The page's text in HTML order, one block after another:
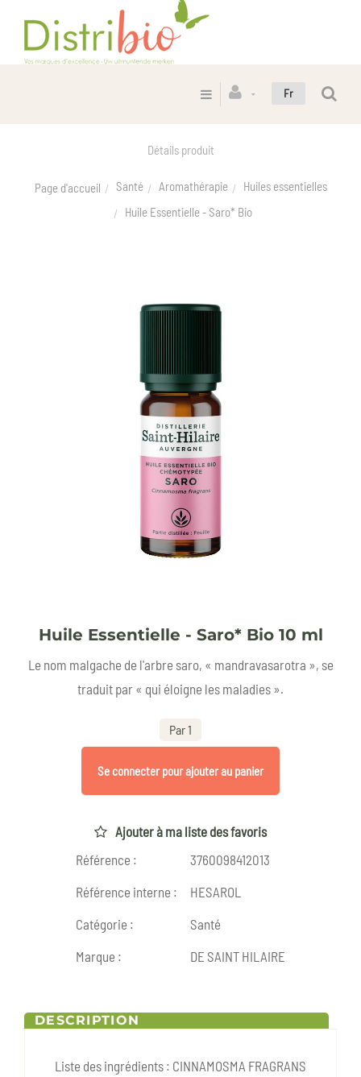
Fr
Détails produit
Page d'accueil Santé Aromathérapie
Huiles essentielles
Huile Essentielle - Saro* Bio
Huile Essentielle - Saro* Bio 10 ml
Le nom malgache de l'arbre saro, « mandravasarotra », se
traduit par « qui éloigne les maladies ».
Par 1
Se connecter pour ajouter au panier
Ajouter à ma liste des favoris
Référence :
3760098412013
Référence interne :
HESAROL
Catégorie :
Santé
Marque :
DE SAINT HILAIRE
DESCRIPTION
Liste des ingrédients : CINNAMOSMA FRAGRANS